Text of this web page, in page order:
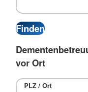
vor Ort
PLZ / Ort